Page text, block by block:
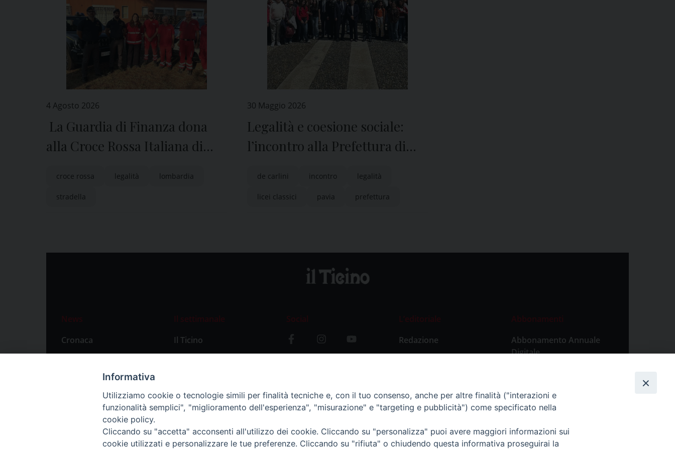
4 Agosto 2026
La Guardia di Finanza dona
alla Croce Rossa Italiana di
sequestrati in una fabbrica
clandestina di sigarette
croce rossa legalità lombardia
stradella
30 Maggio 2026
Legalità e coesione sociale:
l’incontro alla Prefettura di
de carlini incontro legalità
licei classici pavia prefettura
News
Cronaca
Attualità
Primo Piano
Il settimanale
Il Ticino
Abbonamenti
Social
L’editoriale
Redazione
Storia
Abbonamenti
Abbonamento Annuale
Digitale
Abbonamento Singola
Copia Digitale
Informativa
Utilizziamo cookie o tecnologie simili per finalità tecniche e, con il tuo consenso, anche per altre finalità ("interazioni e
funzionalità semplici", "miglioramento dell'esperienza", "misurazione" e "targeting e pubblicità") come specificato nella
cookie policy.
Cliccando su "accetta" acconsenti all'utilizzo dei cookie. Cliccando su "personalizza" puoi avere maggiori informazioni sui
cookie utilizzati e personalizzare le tue preferenze. Cliccando su "rifiuta" o chiudendo questa informativa proseguirai la